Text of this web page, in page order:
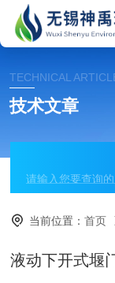
TECHNICAL
技术文章
当前位置：首页
液动下开式堰